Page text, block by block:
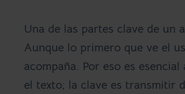
Una de las partes clave de un
Aunque lo primero que ve el
acompaña. Por eso es
el texto; la clave es transmitir